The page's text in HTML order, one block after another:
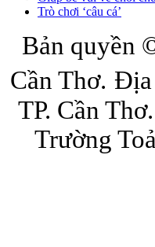
Trò chơi ‘câu cá’
Bản quyền
Cần Thơ. Địa
TP. Cần
Trường